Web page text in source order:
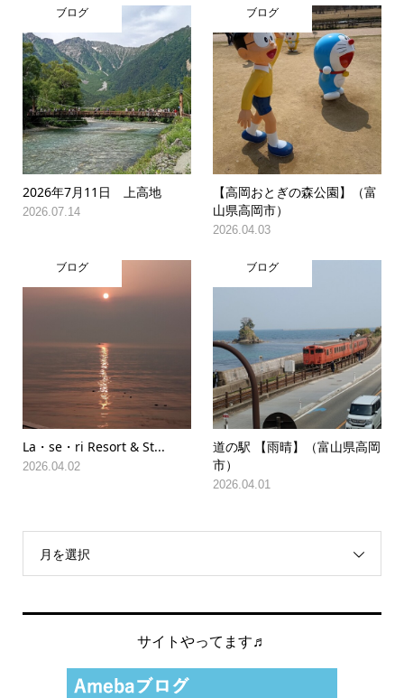
ブログ
2026年7月11日 上高地
2026.07.14
ブログ
【高岡おとぎの森公園】（富
山県高岡市）
2026.04.03
ブログ
La・se・ri Resort & St...
2026.04.02
ブログ
道の駅 【雨晴】（富山県高岡
市）
2026.04.01
月を選択
サイトやってます♬